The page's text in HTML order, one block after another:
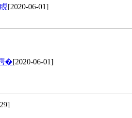
[2020-06-01]
�[2020-06-01]